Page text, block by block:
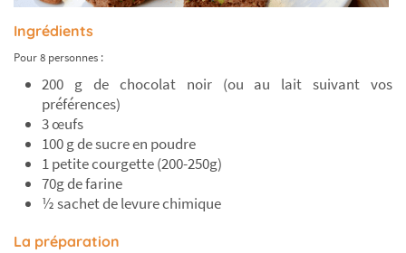
Ingrédients
Pour 8 personnes :
200 g de chocolat noir (ou au lait suivant vos
préférences)
3 œufs
100 g de sucre en poudre
1 petite courgette (200-250g)
70g de farine
½ sachet de levure chimique
La préparation